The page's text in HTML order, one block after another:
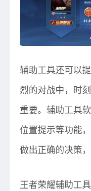
辅助工具还可以
烈的对战中，时
重要。辅助工具
位置提示等功能
做出正确的决策
王者荣耀辅助工